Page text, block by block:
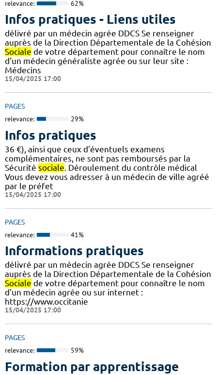
relevance: 62%
Infos pratiques - Liens utiles
délivré par un médecin agrée DDCS Se renseigner
auprès de la Direction Départementale de la Cohésion
Sociale de votre département pour connaître le nom
d'un médecin généraliste agrée ou sur leur site :
Médecins
15/04/2025 17:00
PAGES
relevance: 29%
Infos pratiques
36 €), ainsi que ceux d'éventuels examens
complémentaires, ne sont pas remboursés par la
Sécurité sociale . Déroulement du contrôle médical
Vous devez vous adresser à un médecin de ville agréé
par le préfet
15/04/2025 17:00
PAGES
relevance: 41%
Informations pratiques
délivré par un médecin agrée DDCS Se renseigner
auprès de la Direction Départementale de la Cohésion
Sociale de votre département pour connaître le nom
d'un médecin agrée ou sur internet :
https://www.occitanie
15/04/2025 17:00
PAGES
relevance: 59%
Formation par apprentissage